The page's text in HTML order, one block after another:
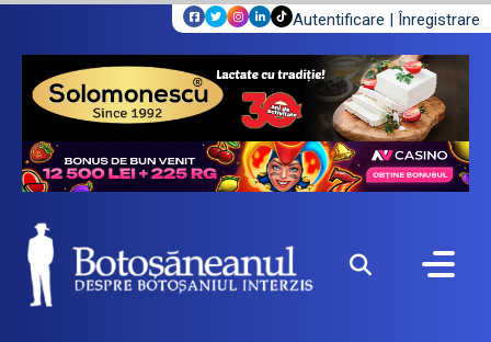
Autentificare | Înregistrare